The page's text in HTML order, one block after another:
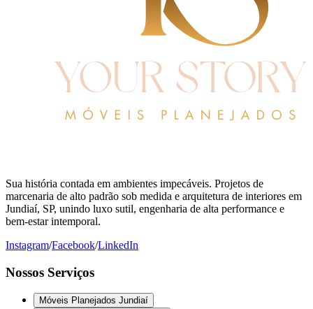
Sua história contada em ambientes impecáveis. Projetos de
marcenaria de alto padrão sob medida e arquitetura de interiores em
Jundiaí, SP, unindo luxo sutil, engenharia de alta performance e
bem-estar intemporal.
Instagram/Facebook/LinkedIn
Nossos Serviços
Móveis Planejados Jundiaí